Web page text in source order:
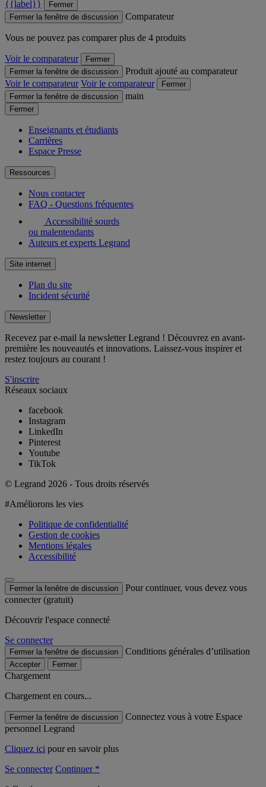
{{label}}
Fermer
Fermer la fenêtre de discussion
Comparateur
Vous ne pouvez pas comparer plus de 4 produits
Voir le comparateur
Fermer
Fermer la fenêtre de discussion
Produit ajouté au comparateur
Voir le comparateur Voir le comparateur
Fermer
Fermer la fenêtre de discussion
main
Fermer
Enseignants et étudiants
Carrières
Espace Presse
Ressources
Nous contacter
FAQ - Questions fréquentes
Accessibilité sourds
ou malentendants
Auteurs et experts Legrand
Site internet
Plan du site
Incident sécurité
Newsletter
Recevez par e-mail la newsletter Legrand ! Découvrez en avant-
première les nouveautés et innovations. Laissez-vous inspirer et
restez toujours au courant !
S'inscrire
Réseaux sociaux
facebook
Instagram
LinkedIn
Pinterest
Youtube
TikTok
© Legrand 2026 - Tous droits réservés
#Améliorons les vies
Politique de confidentialité
Gestion de cookies
Mentions légales
Accessibilité
Fermer la fenêtre de discussion
Pour continuer, vous devez vous
connecter (gratuit)
Découvrir l'espace connecté
Se connecter
Fermer la fenêtre de discussion Conditions générales d’utilisation
Accepter Fermer
Chargement
Chargement en cours...
Fermer la fenêtre de discussion
Connectez vous à votre Espace
personnel Legrand
Cliquez ici pour en savoir plus
Se connecter Continuer *